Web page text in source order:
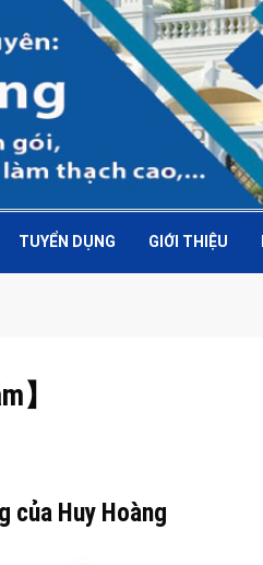
TUYỂN DỤNG GIỚI THIỆU
】
của Huy Hoàng